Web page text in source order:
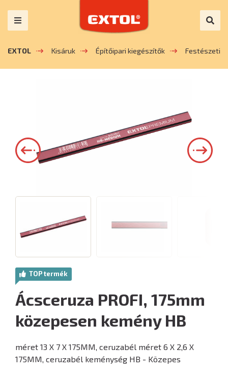
EXTOL Kisáruk Építőipari kiegészítők Festészeti
TOP termék
Ácsceruza PROFI, 175mm
közepesen kemény HB
méret 13 X 7 X 175MM, ceruzabél méret 6 X 2,6 X
175MM, ceruzabél keménység HB - Közepes